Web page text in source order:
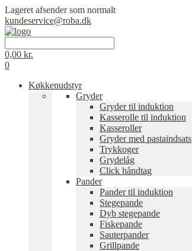
Lageret afsender som normalt
kundeservice@roba.dk
0,00 kr.
0
Køkkenudstyr
Gryder
Gryder til induktion
Kasserolle til induktion
Kasseroller
Gryder med pastaindsats
Trykkoger
Grydelåg
Click håndtag
Pander
Pander til induktion
Stegepande
Dyb stegepande
Fiskepande
Sauterpander
Grillpande